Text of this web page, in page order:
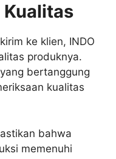
Kualitas
ke klien, INDO
produknya.
bertanggung
kualitas
bahwa
memenuhi